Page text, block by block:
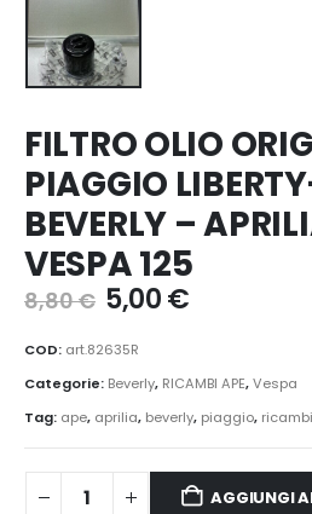
FILTRO OLIO
PIAGGIO
BEVERLY –
VESPA 125
8,80€ 5,00€
COD: art.82635R
Categorie: Beverly, RICAMBI APE,Vespa
Tag: ape, aprilia, beverly, piaggio, ricambi
AGGIUNGI